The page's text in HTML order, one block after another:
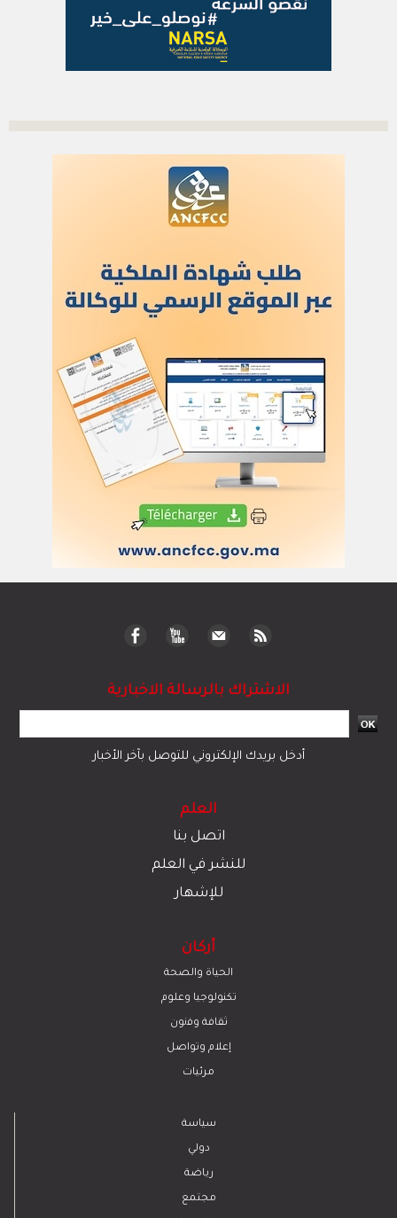
الاشتراك بالرسالة الاخبارية
أدخل بريدك الإلكتروني للتوصل بآخر الأخبار
العلم
اتصل بنا
للنشر في العلم
للإشهار
أركان
الحياة والصحة
تكنولوجيا وعلوم
ﺛﻘﺎﻓﺔ وﻓﻧون
إعلام وتواصل
مرئيات
سياسة
دولي
رياضة
مجتمع